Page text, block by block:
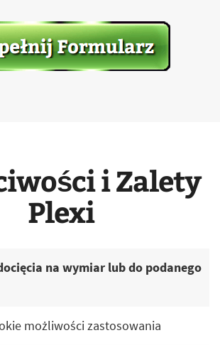
i Zalety
Plexi
na wymiar lub do podanego
możliwości zastosowania